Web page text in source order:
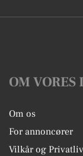
OM
Om os
For annoncører
Vilkår og